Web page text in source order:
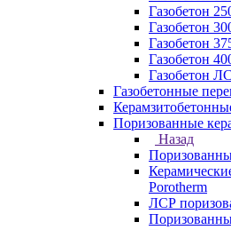
Газобетон
Газобетон
Газобетон
Газобетон
Газобетон
Газобетонные
Поризованные
Назад
Porotherm
ЛСР